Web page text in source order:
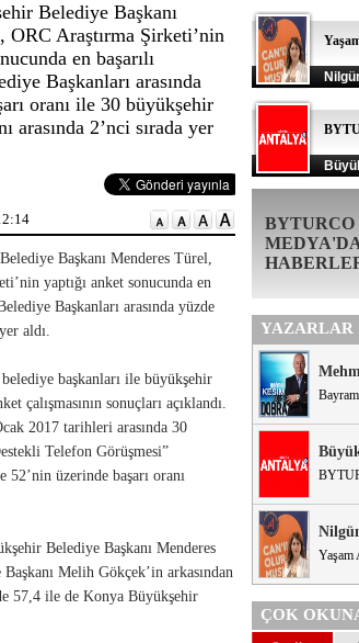
Belediye Başkanı
ORC Araştırma Şirketi’nin
en başarılı
Başkanları arasında
oranı ile 30 büyükşehir
arasında 2’nci sırada yer
Başkanı Menderes Türel,
yaptığı anket sonucunda en
Başkanları arasında yüzde
aldı.
başkanları ile büyükşehir
çalışmasının sonuçları açıklandı.
2017 tarihleri arasında 30
Telefon Görüşmesi”
üzerinde başarı oranı
Belediye Başkanı Menderes
Melih Gökçek’in arkasından
57,4 ile de Konya Büyükşehir
BYTURCO
YAZARLAR
Yaşam
ÇOK